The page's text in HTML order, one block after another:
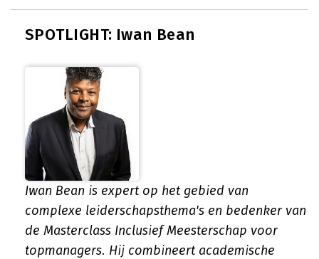
SPOTLIGHT: Iwan Bean
Iwan Bean is expert op het gebied van
complexe leiderschapsthema's en bedenker van
de Masterclass Inclusief Meesterschap voor
topmanagers. Hij combineert academische